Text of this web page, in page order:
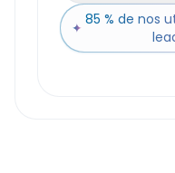
✦ 85 % de nos